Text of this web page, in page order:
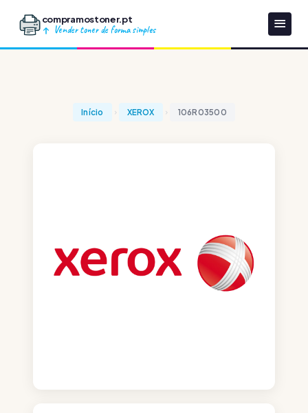
compramostoner.pt
Vender toner de forma simples
Início XEROX 106R03500